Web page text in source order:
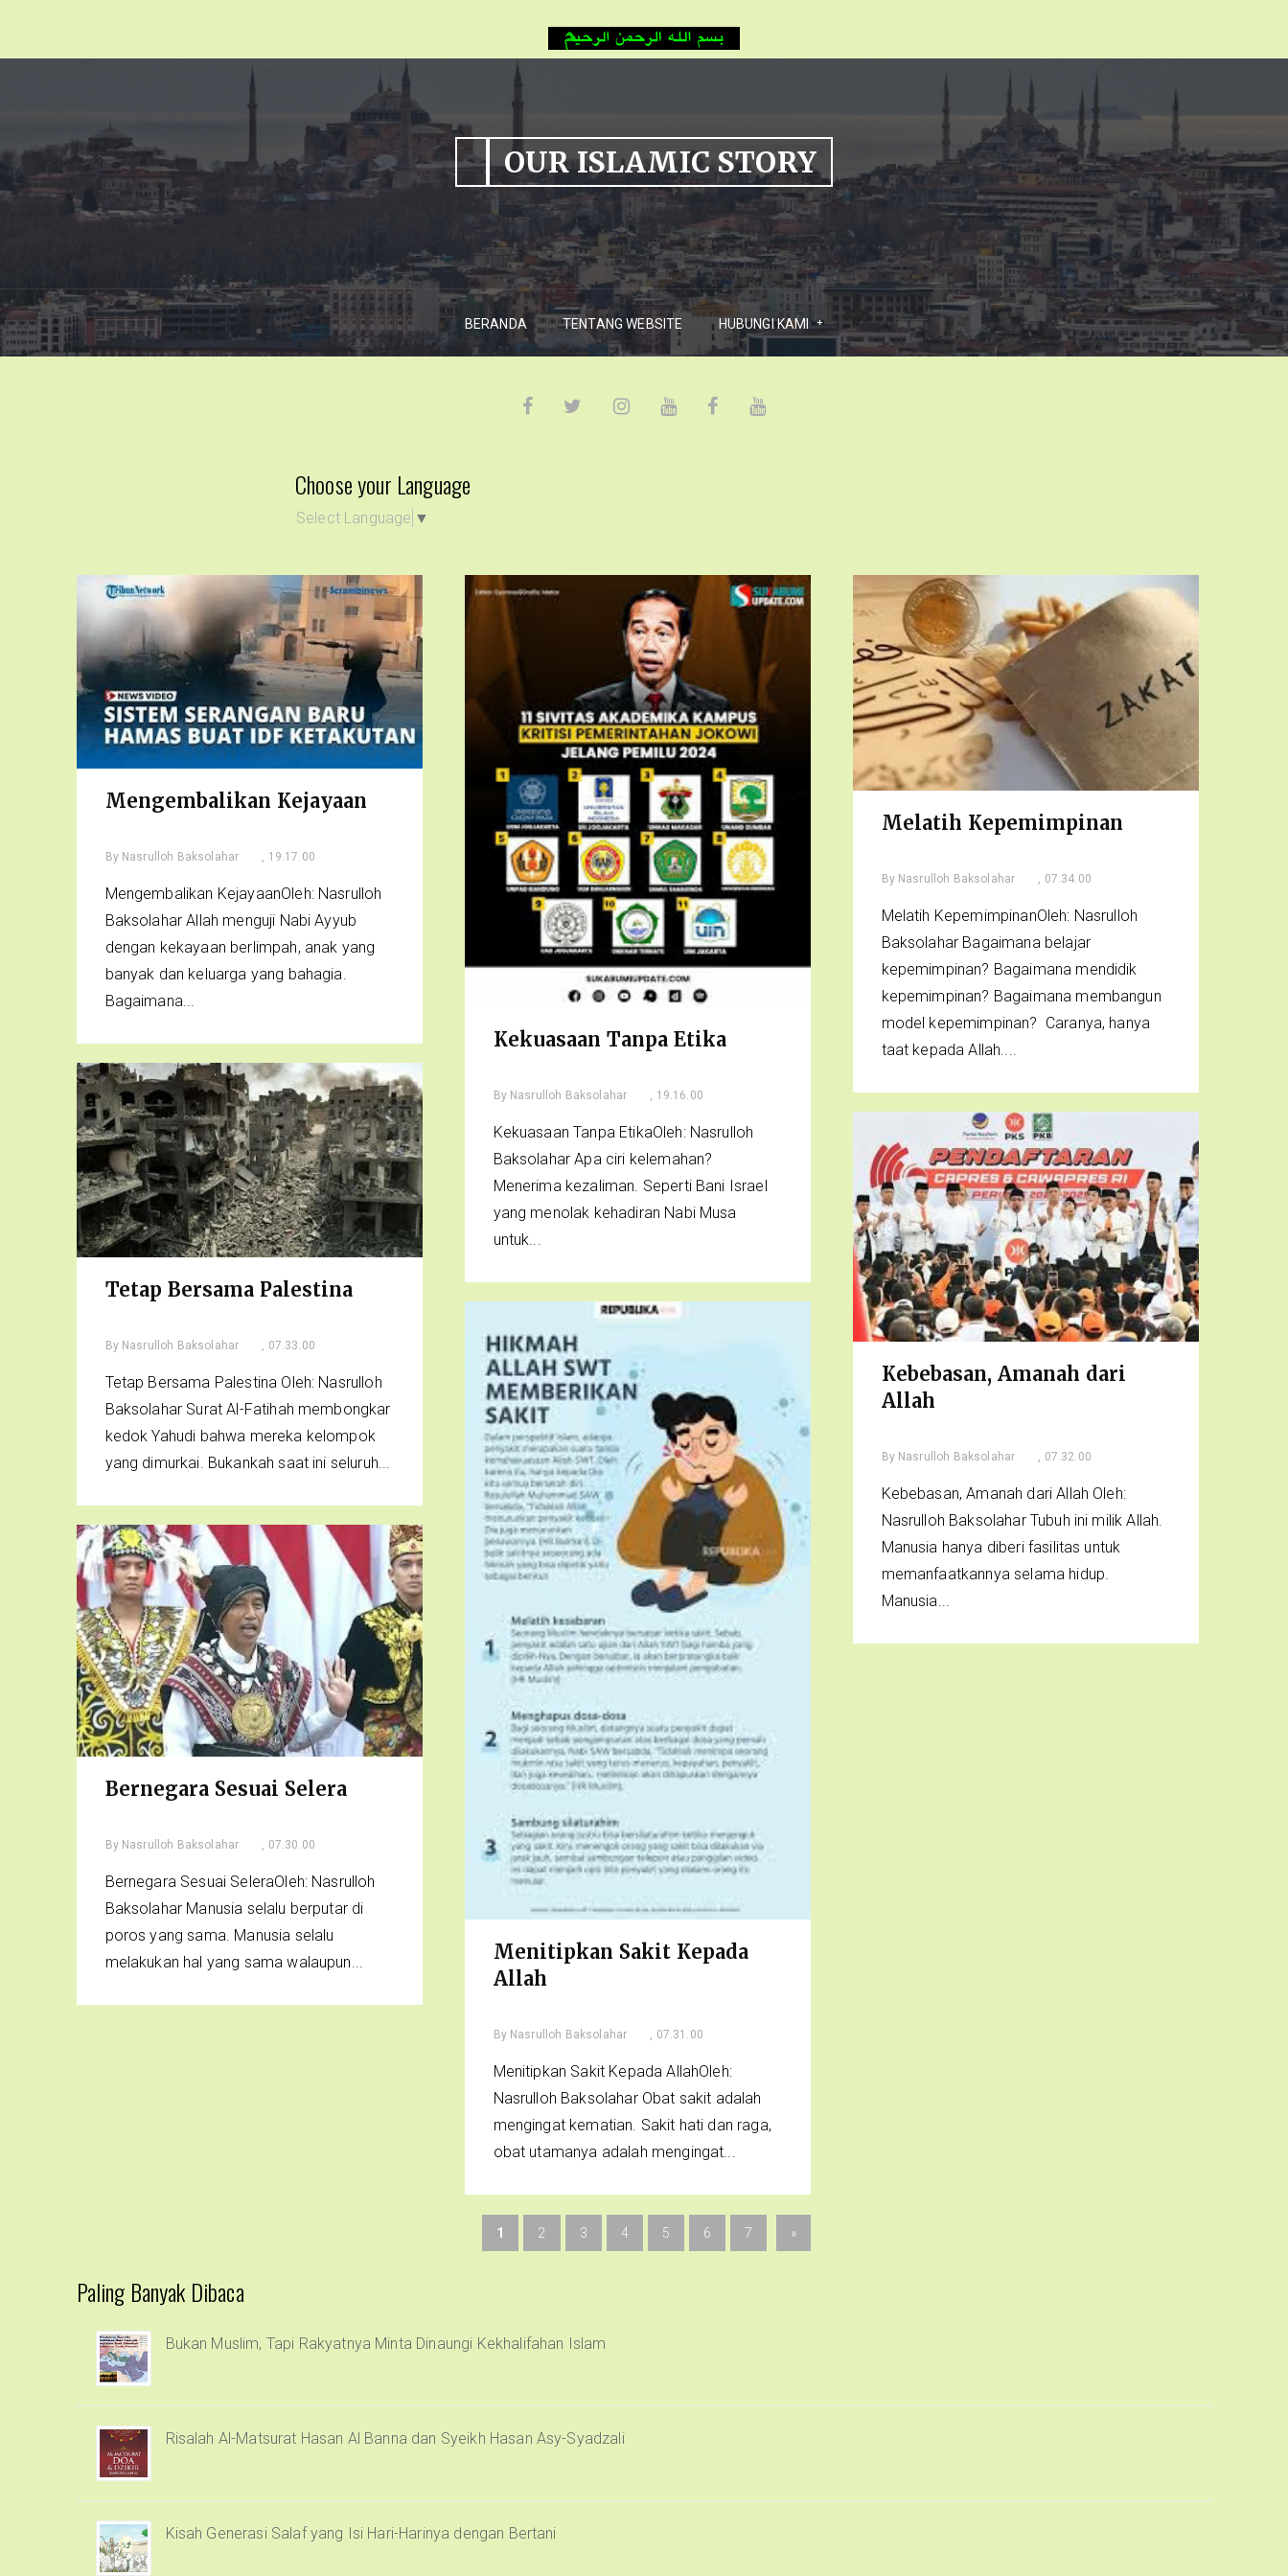
OUR ISLAMIC STORY
BERANDA TENTANG WEBSITE HUBUNGI KAMI
Choose your Language
Select Language ▼
Mengembalikan Kejayaan
By Nasrulloh Baksolahar , 19.17.00
Mengembalikan KejayaanOleh: Nasrulloh
Baksolahar Allah menguji Nabi Ayyub
dengan kekayaan berlimpah, anak yang
banyak dan keluarga yang bahagia.
Bagaimana...
Kekuasaan Tanpa Etika
By Nasrulloh Baksolahar , 19.16.00
Kekuasaan Tanpa EtikaOleh: Nasrulloh
Baksolahar Apa ciri kelemahan?
Menerima kezaliman. Seperti Bani Israel
yang menolak kehadiran Nabi Musa
untuk...
Melatih Kepemimpinan
By Nasrulloh Baksolahar , 07.34.00
Melatih KepemimpinanOleh: Nasrulloh
Baksolahar Bagaimana belajar
kepemimpinan? Bagaimana mendidik
kepemimpinan? Bagaimana membangun
model kepemimpinan? Caranya, hanya
taat kepada Allah....
Tetap Bersama Palestina
By Nasrulloh Baksolahar , 07.33.00
Tetap Bersama Palestina Oleh: Nasrulloh
Baksolahar Surat Al-Fatihah membongkar
kedok Yahudi bahwa mereka kelompok
yang dimurkai. Bukankah saat ini seluruh...
Kebebasan, Amanah dari
Allah
By Nasrulloh Baksolahar , 07.32.00
Kebebasan, Amanah dari Allah Oleh:
Nasrulloh Baksolahar Tubuh ini milik Allah.
Manusia hanya diberi fasilitas untuk
memanfaatkannya selama hidup.
Manusia...
Menitipkan Sakit Kepada
Allah
By Nasrulloh Baksolahar , 07.31.00
Menitipkan Sakit Kepada AllahOleh:
Nasrulloh Baksolahar Obat sakit adalah
mengingat kematian. Sakit hati dan raga,
obat utamanya adalah mengingat...
Bernegara Sesuai Selera
By Nasrulloh Baksolahar , 07.30.00
Bernegara Sesuai SeleraOleh: Nasrulloh
Baksolahar Manusia selalu berputar di
poros yang sama. Manusia selalu
melakukan hal yang sama walaupun...
1 2 3 4 5 6 7 »
Paling Banyak Dibaca
Bukan Muslim, Tapi Rakyatnya Minta Dinaungi Kekhalifahan Islam
Risalah Al-Matsurat Hasan Al Banna dan Syeikh Hasan Asy-Syadzali
Kisah Generasi Salaf yang Isi Hari-Harinya dengan Bertani